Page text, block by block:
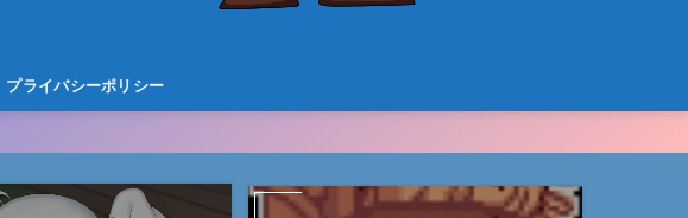
プライバシーポリシー